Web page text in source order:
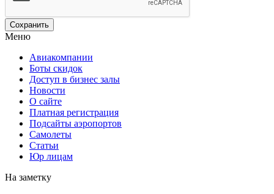
Меню
Авиакомпании
Боты скидок
Доступ в бизнес залы
Новости
О сайте
Платная регистрация
Подсайты аэропортов
Самолеты
Статьи
Юр лицам
На заметку